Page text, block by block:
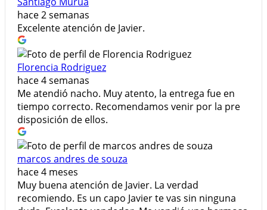
hace 2 semanas
Excelente atención de Javier.
Florencia Rodriguez
hace 4 semanas
Me atendió nacho. Muy atento, la entrega fue en
tiempo correcto. Recomendamos venir por la pre
disposición de ellos.
marcos andres de souza
hace 4 meses
Muy buena atención de Javier. La verdad
recomiendo. Es un capo Javier te vas sin ninguna